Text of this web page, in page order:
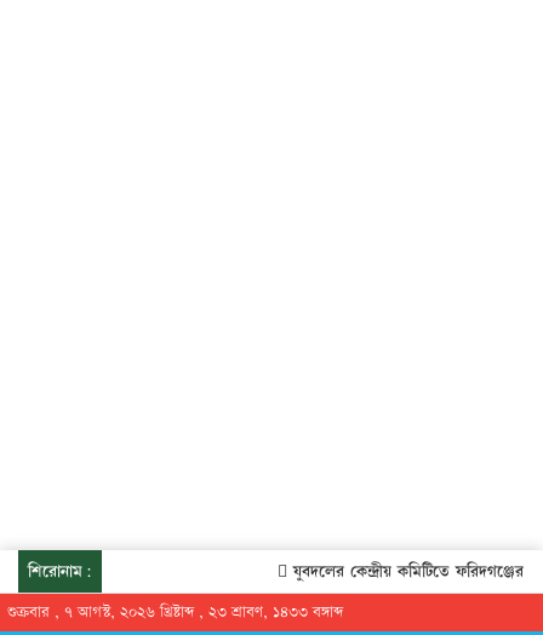
শিরোনাম: যুবদলের কেন্দ্রীয় কমিটিতে ফরিদগঞ্জের
শুক্রবার , ৭ আগস্ট, ২০২৬ খ্রিষ্টাব্দ , ২৩ শ্রাবণ, ১৪৩৩ বঙ্গাব্দ